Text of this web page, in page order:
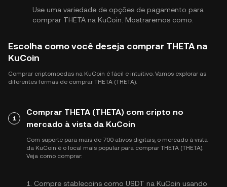
Use uma variedade de opções de pagamento para
comprar THETA na KuCoin. Mostraremos como.
Escolha como você deseja comprar THETA na
KuCoin
Comprar criptomoedas na KuCoin é fácil e intuitivo. Vamos explorar as
diferentes formas de comprar THETA (THETA).
1
Comprar THETA (THETA) com cripto no
mercado à vista da KuCoin
Com suporte para mais de 700 ativos digitais, o mercado à vista
da KuCoin é o local mais popular para comprar THETA (THETA).
Veja como comprar:
1. Compre stablecoins como USDT na KuCoin usando